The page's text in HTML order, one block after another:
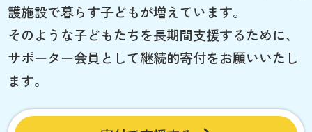
護施設で暮らす子どもが増えています。
そのような子どもたちを長期間支援するために、
サポーター会員として継続的寄付をお願いいたし
ます。